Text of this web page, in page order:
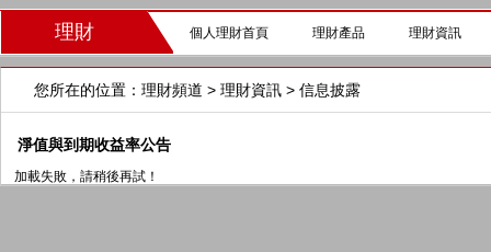
理財 個人理財首頁 理財產品 理財資訊
您所在的位置： 理財頻道 > 理財資訊 > 信息披露
淨值與到期收益率公告
加載失敗，請稍後再試！